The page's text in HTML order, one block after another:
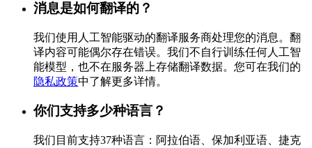
消息是如何翻译的？
我们使用人工智能驱动的翻译服务商处理您的消息。翻
译内容可能偶尔存在错误。我们不自行训练任何人工智
能模型，也不在服务器上存储翻译数据。您可在我们的
隐私政策中了解更多详情。
你们支持多少种语言？
我们目前支持37种语言：阿拉伯语、保加利亚语、捷克